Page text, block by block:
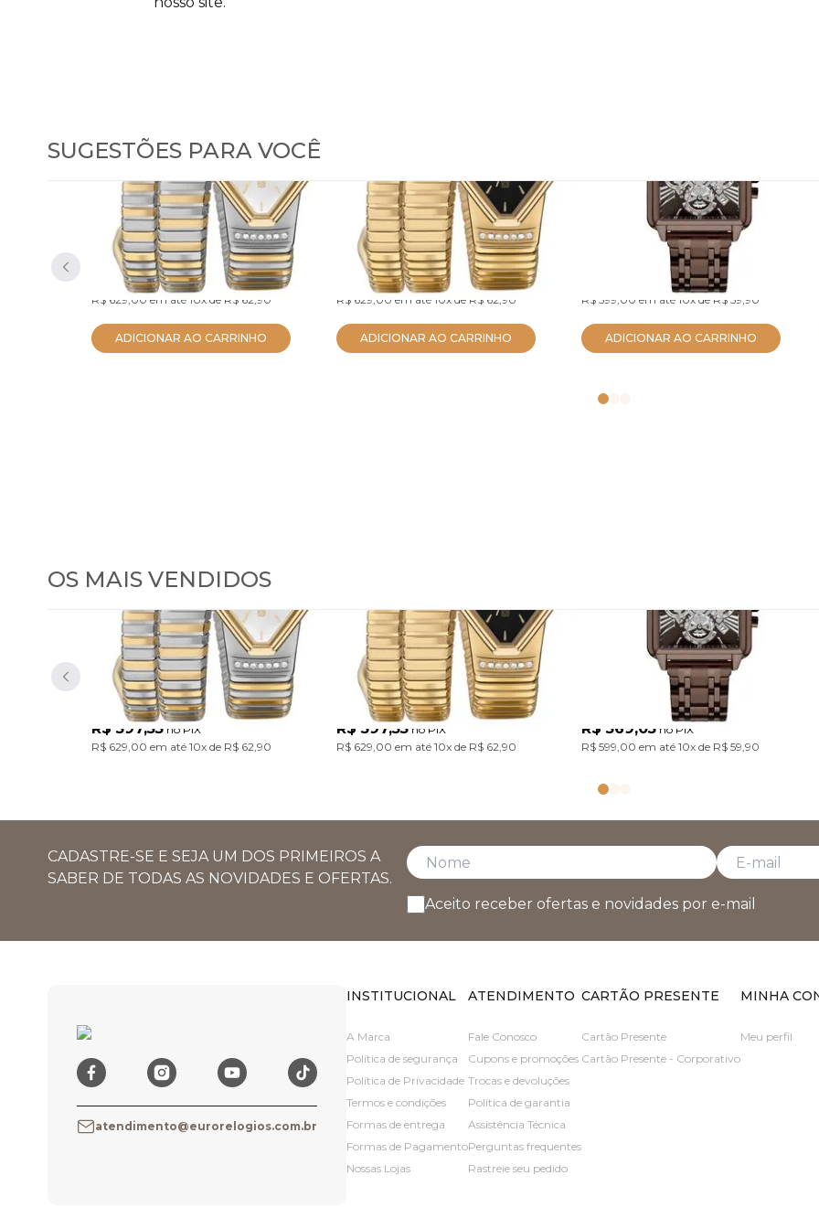
SUGESTÕES PARA VOCÊ
Relógio Euro Feminino
Serpentes Bicolor
EU2035ZDL/5K
R$ 597,55no PIX
R$ 629,00 em até 10x de R$ 62,90
ADICIONAR AO CARRINHO
Relógio Euro Feminino
Serpentes Dourado
EU2035ZDM/5P
R$ 597,55no PIX
R$ 629,00 em até 10x de R$ 62,90
ADICIONAR AO CARRINHO
Relógio Euro Unissex Big
Case Marrom
no PIX
R$ 599,00 em até 10x de R$ 59,90
ADICIONAR AO CARRINHO
OS MAIS VENDIDOS
Relógio Euro Feminino
Serpentes Bicolor
EU2035ZDL/5K
R$ 597,55 no PIX
R$ 629,00 em até 10x de R$ 62,90
Relógio Euro Feminino
Serpentes Dourado
EU2035ZDM/5P
R$ 597,55 no PIX
R$ 629,00 em até 10x de R$ 62,90
Relógio Euro Unissex Big
Case Marrom
R$ 569,05 no PIX
R$ 599,00 em até 10x de R$ 59,90
CADASTRE-SE E SEJA UM DOS PRIMEIROS A
SABER DE TODAS AS NOVIDADES E OFERTAS.
Aceito receber ofertas e novidades por e-mail
atendimento@eurorelogios.com.br
INSTITUCIONAL
A Marca
Política de segurança
Política de Privacidade
Termos e condições
Formas de entrega
Formas de Pagamento
Nossas Lojas
ATENDIMENTO
Fale Conosco
Cupons e promoções
Trocas e devoluções
Política de garantia
Assistência Técnica
Perguntas frequentes
Rastreie seu pedido
CARTÃO PRESENTE
Cartão Presente
Cartão Presente - Corporativo
MINHA
Meu perfil